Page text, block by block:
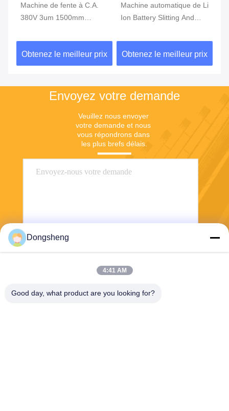
Machine de fente à C.A.
380V 3um 1500mm
fente à grande vitesse
Obtenez le meilleur prix
Machine automatique de Li
Ion Battery Slitting And
Obtenez le meilleur prix
Envoyez votre demande
Veuillez nous envoyer
votre demande et nous
vous répondrons dans
les plus brefs délais.
Dongsheng
4:41 AM
Good day, what product are you looking for?